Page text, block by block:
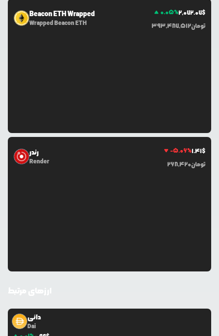
Beacon ETH Wrapped
Wrapped Beacon ETH
0.05%2,072.07$
393,487,512تومان
رندر
Render
-5.06%1.41$
268,420تومان
دائی
Dai